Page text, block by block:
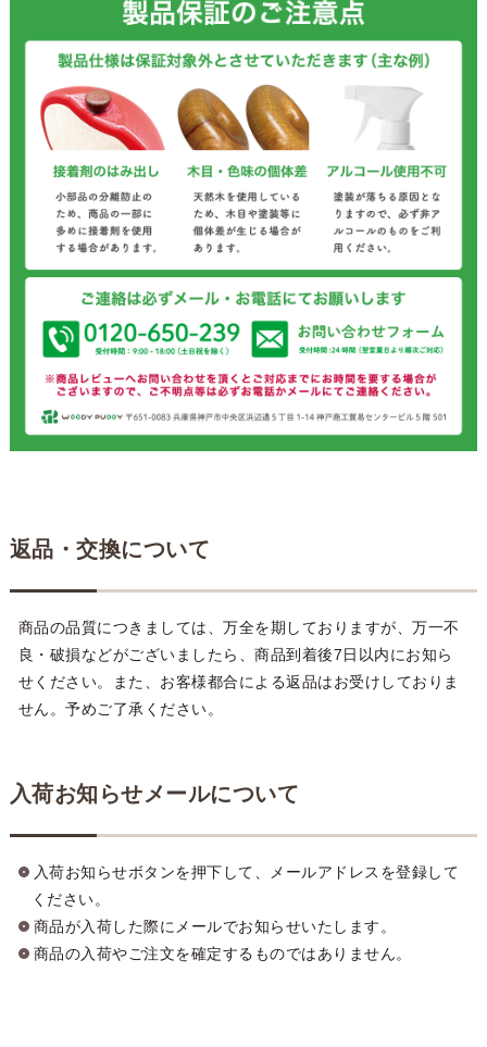
返品・交換について
商品の品質につきましては、万全を期しておりますが、万一不
良・破損などがございましたら、商品到着後7日以内にお知ら
せください。また、お客様都合による返品はお受けしておりま
せん。予めご了承ください。
入荷お知らせメールについて
入荷お知らせボタンを押下して、メールアドレスを登録して
ください。
商品が入荷した際にメールでお知らせいたします。
商品の入荷やご注文を確定するものではありません。